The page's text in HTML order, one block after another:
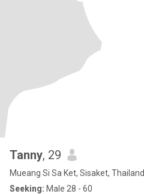
Tanny, 29
Mueang Si Sa Ket, Sisaket, Thailand
Seeking: Male 28 - 60